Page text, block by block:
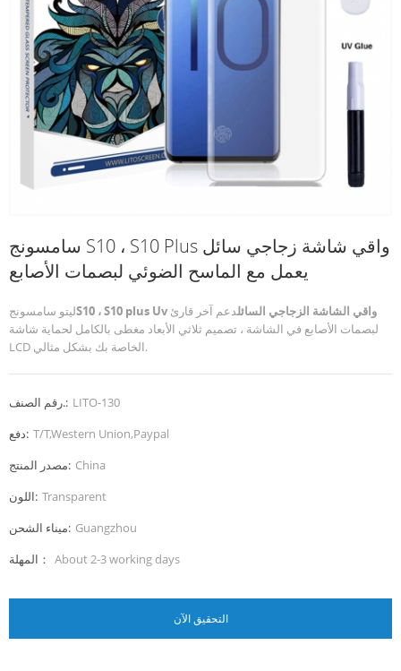
سامسونج S10 ، S10 Plus واقي شاشة زجاجي سائل
يعمل مع الماسح الضوئي لبصمات الأصابع
ليتو سامسونج S10 ، S10 plus Uv واقي الشاشة الزجاجي السائلدعم آخر قارئ
لبصمات الأصابع في الشاشة ، تصميم ثلاثي الأبعاد مغطى بالكامل لحماية شاشة
LCD الخاصة بك بشكل مثالي.
رقم الصنف.: LITO-130
دفع: T/T,Western Union,Paypal
مصدر المنتج: China
اللون: Transparent
ميناء الشحن: Guangzhou
المهلة： About 2-3 working days
التحقيق الآن